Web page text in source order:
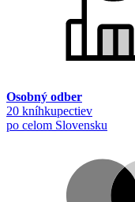
Osobný odber
20 kníhkupectiev
po celom Slovensku